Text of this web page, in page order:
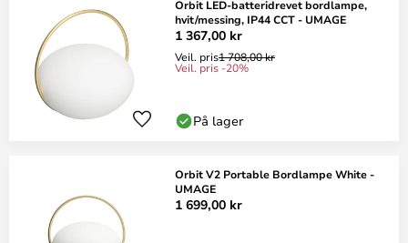
Orbit LED-batteridrevet bordlampe,
hvit/messing, IP44 CCT - UMAGE
1 367,00 kr
Veil. pris1 708,00 kr
Veil. pris -20%
På lager
Orbit V2 Portable Bordlampe White -
UMAGE
1 699,00 kr